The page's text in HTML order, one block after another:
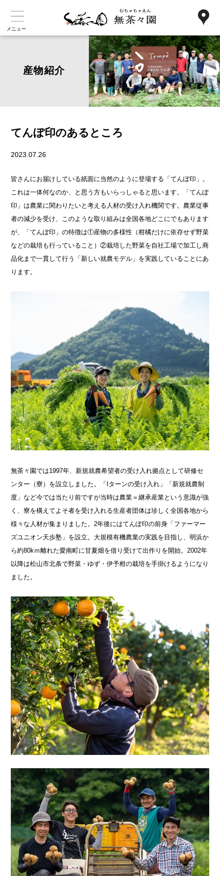
メニュー
産物紹介
てんぽ印のあるところ
2023.07.26
皆さんにお届けしている紙面に当然のように登場する「てんぽ印」。
これは一体何なのか、と思う方もいらっしゃると思います。「てんぽ
印」は農業に関わりたいと考える人材の受け入れ機関です。農業従事
者の減少を受け、このような取り組みは全国各地どこにでもあります
が、「てんぽ印」の特徴は①産物の多様性（柑橘だけに依存せず野菜
などの栽培も行っていること）②栽培した野菜を自社工場で加工し商
品化まで一貫して行う「新しい就農モデル」を実践していることにあ
ります。
無茶々園では1997年、新規就農希望者の受け入れ拠点として研修セ
ンター（寮）を設立しました。「Iターンの受け入れ」「新規就農制
度」など今では当たり前ですが当時は農業＝継承産業という意識が強
く、寮を構えてよそ者を受け入れる生産者団体は珍しく全国各地から
様々な人材が集まりました。2年後にはてんぽ印の前身「ファーマー
ズユニオン天歩塾」を設立。大規模有機農業の実践を目指し、明浜か
ら約80kｍ離れた愛南町に甘夏畑を借り受けて出作りを開始。2002年
以降は松山市北条で野菜・ゆず・伊予柑の栽培を手掛けるようになり
ました。